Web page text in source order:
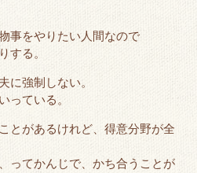
事をやりたい人間なので
する。
に強制しない。
っている。
とがあるけれど、得意分野が全
ってかんじで、かち合うことが